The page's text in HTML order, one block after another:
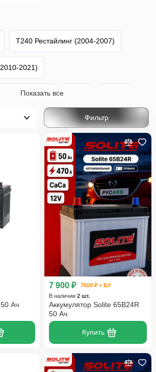
T240 Рестайлинг (2004-2007)
2021)
(2016-2020)
Показать все
Фильтр
Ач
7 900 ₽
7600 ₽ + БУ
В наличии 2 шт.
Аккумулятор Solite 65B24R
50 Ач
Купить